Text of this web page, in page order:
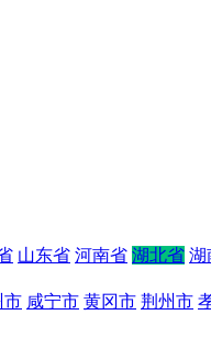
山东省 河南省 湖北省 湖
市 咸宁市 黄冈市 荆州市